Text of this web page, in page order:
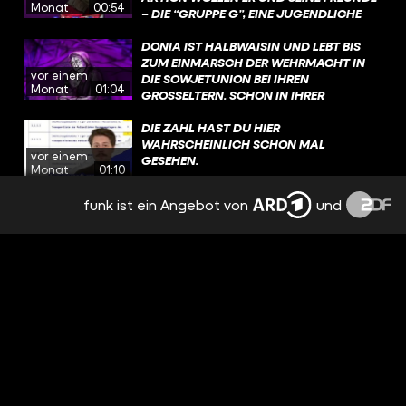
#WAHRSO #FUNK #GESCHICHTE
Monat
00:54
– DIE “GRUPPE G”, EINE JUGENDLICHE
FRITZ HELFEN UND ANDERE LEUTE
WARNEN! ÜBRIGENS: NACH DEM KRIEG
WIRD HANS ZU EINEM WICHTIGEN
ZEITZEUGEN UND SETZT SICH
EIN. #WAHRSO #GESCHICHTE #FUNK
@ZUMFEINDGEMACHT​
vor einem
Monat
01:04
DONIA IST HALBWAISIN UND LEBT BIS
ZUM EINMARSCH DER WEHRMACHT IN
DIE SOWJETUNION BEI IHREN
GROSSELTERN. SCHON IN IHRER K
ÜDISCHES KIND OFT EINSAM UND V
ERBRINGT VIEL ZEIT ALLEIN IM WALD. D
IESE ZEIT UND DIE ERFAHRUNGEN, DIE S
IE MACHT, HELFEN IHR SPÄTER, IM WALD Z
U ÜBERLEBEN. #WAHRSO #GESCHICHTE #
FUNK
vor einem
Monat
01:10
DIE ZAHL HAST DU HIER
WAHRSCHEINLICH SCHON MAL
GESEHEN.
MENSCHEN IN KISTEN?!
funk ist ein Angebot von und